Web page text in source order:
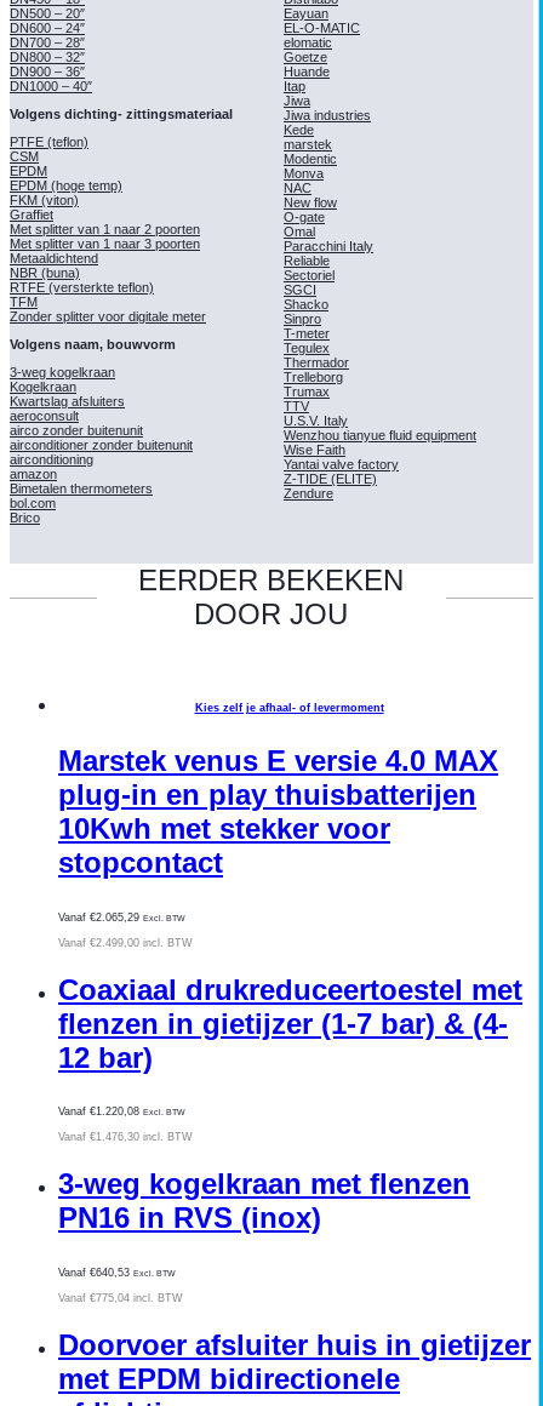
DN500 – 20″
DN600 – 24″
DN700 – 28″
DN800 – 32″
DN900 – 36″
DN1000 – 40″
Volgens dichting- zittingsmateriaal
PTFE (teflon)
CSM
EPDM
EPDM (hoge temp)
FKM (viton)
Graffiet
Met splitter van 1 naar 2 poorten
Met splitter van 1 naar 3 poorten
Metaaldichtend
NBR (buna)
RTFE (versterkte teflon)
TFM
Zonder splitter voor digitale meter
Volgens naam, bouwvorm
3-weg kogelkraan
Kogelkraan
Kwartslag afsluiters
aeroconsult
airco zonder buitenunit
airconditioner zonder buitenunit
airconditioning
amazon
Bimetalen thermometers
bol.com
Brico
Eayuan
EL-O-MATIC
elomatic
Goetze
Huande
Itap
Jiwa
Jiwa industries
Kede
marstek
Modentic
Monva
NAC
New flow
O-gate
Omal
Paracchini Italy
Reliable
Sectoriel
SGCI
Shacko
Sinpro
T-meter
Tegulex
Thermador
Trelleborg
Trumax
TTV
U.S.V. Italy
Wenzhou tianyue fluid equipment
Wise Faith
Yantai valve factory
Z-TIDE (ELITE)
Zendure
EERDER BEKEKEN
DOOR JOU
Kies zelf je afhaal- of levermoment
Marstek venus E versie 4.0 MAX
plug-in en play thuisbatterijen
10Kwh met stekker voor
stopcontact
Vanaf €2.065,29 Excl. BTW
Vanaf €2.499,00 incl. BTW
Coaxiaal drukreduceertoestel met
flenzen in gietijzer (1-7 bar) & (4-
12 bar)
Vanaf €1.220,08 Excl. BTW
Vanaf €1.476,30 incl. BTW
3-weg kogelkraan met flenzen
PN16 in RVS (inox)
Vanaf €640,53 Excl. BTW
Vanaf €775,04 incl. BTW
Doorvoer afsluiter huis in gietijzer
met EPDM bidirectionele